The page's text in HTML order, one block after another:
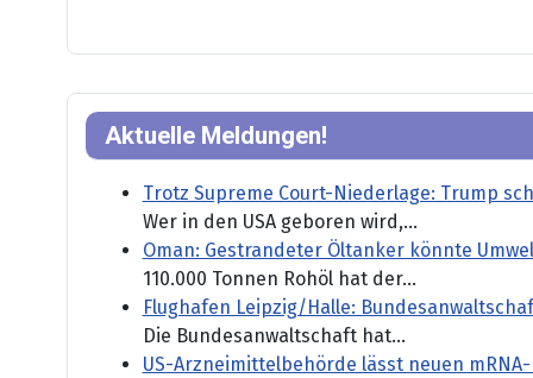
Aktuelle Meldungen!
Trotz Supreme Court-Niederlage: Trump
Wer in den USA geboren wird,...
Oman: Gestrandeter Öltanker könnte
110.000 Tonnen Rohöl hat der...
Flughafen Leipzig/Halle:
Die Bundesanwaltschaft hat...
US-Arzneimittelbehörde lässt neuen